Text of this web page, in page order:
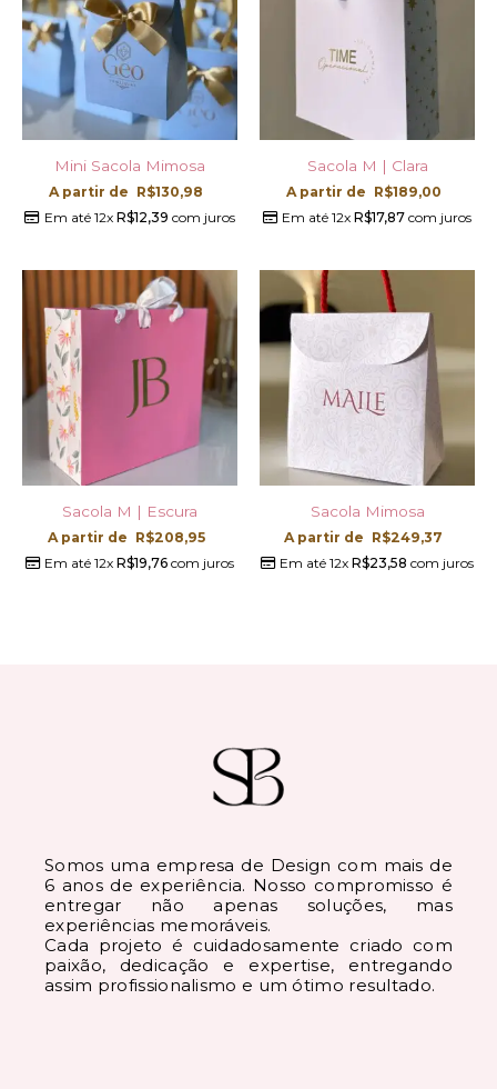
Mini Sacola Mimosa
A partir de R$130,98
Em até 12x R$12,39 com juros
Sacola M | Clara
A partir de R$189,00
Em até 12xR$17,87 com juros
Sacola M | Escura
A partir de R$208,95
Em até 12xR$19,76 com juros
Sacola Mimosa
A partir de R$249,37
Em até 12xR$23,58 com juros
Somos uma empresa de Design com mais de
6 anos de experiência. Nosso compromisso é
entregar não apenas soluções, mas
experiências memoráveis.
Cada projeto é cuidadosamente criado com
paixão, dedicação e expertise, entregando
assim profissionalismo e um ótimo resultado.